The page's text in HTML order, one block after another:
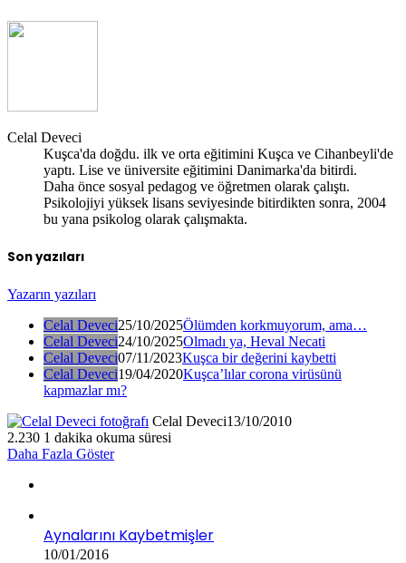
Celal Deveci
Kuşca'da doğdu. ilk ve orta eğitimini Kuşca ve Cihanbeyli'de
yaptı. Lise ve üniversite eğitimini Danimarka'da bitirdi.
Daha önce sosyal pedagog ve öğretmen olarak çalıştı.
Psikolojiyi yüksek lisans seviyesinde bitirdikten sonra, 2004
bu yana psikolog olarak çalışmakta.
Son yazıları
Yazarın yazıları
Celal Deveci25/10/2025Ölümden korkmuyorum, ama…
Celal Deveci24/10/2025Olmadı ya, Heval Necati
Celal Deveci07/11/2023Kuşca bir değerini kaybetti
Celal Deveci19/04/2020Kuşca’lılar corona virüsünü
kapmazlar mı?
Celal Deveci13/10/2010
2.230 1 dakika okuma süresi
Daha Fazla Göster
Aynalarını Kaybetmişler
10/01/2016